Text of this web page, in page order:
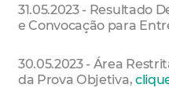
31.05.2023 - Resultado
e Convocação para
30.05.2023 - Área
da Prova Objetiva,